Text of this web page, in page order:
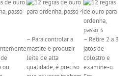
ou
– Para controlar a
mastite e produzir
leite de alta
qualidade, é preciso
– Retire 2 a 3
jatos de
colostro e
examine-o.